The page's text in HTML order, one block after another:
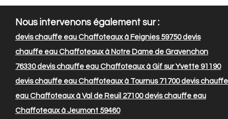
Nous intervenons également sur :
devis chauffe eau Chaffoteaux à Feignies 59750devis
chauffe eau Chaffoteaux à Notre Dame de Gravenchon
76330devis chauffe eau Chaffoteaux à Gif sur Yvette 91190
devis chauffe eau Chaffoteaux à Tournus 71700devis chauffe
eau Chaffoteaux à Val de Reuil 27100devis chauffe eau
Chaffoteaux à Jeumont 59460